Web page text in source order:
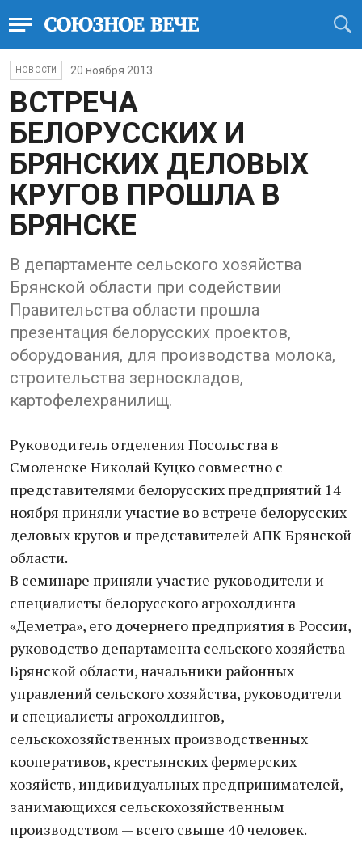
НОВОСТИ 20 ноября 2013
ВСТРЕЧА
БЕЛОРУССКИХ И
БРЯНСКИХ ДЕЛОВЫХ
КРУГОВ ПРОШЛА В
БРЯНСКЕ
В департаменте сельского хозяйства
Брянской области при содействии
Правительства области прошла
презентация белорусских проектов,
оборудования, для производства молока,
строительства зерноскладов,
картофелехранилищ.
Руководитель отделения Посольства в
Смоленске Николай Куцко совместно с
представителями белорусских предприятий 14
ноября приняли участие во встрече белорусских
деловых кругов и представителей АПК Брянской
области.
В семинаре приняли участие руководители и
специалисты белорусского агрохолдинга
«Деметра», его дочернего предприятия в России,
руководство департамента сельского хозяйства
Брянской области, начальники районных
управлений сельского хозяйства, руководители
и специалисты агрохолдингов,
сельскохозяйственных производственных
кооперативов, крестьянских фермерских
хозяйств, индивидуальных предпринимателей,
занимающихся сельскохозяйственным
производством — всего свыше 40 человек.